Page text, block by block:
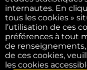
C.G.V.
F.A.Q.
internautes. En
tous les cookies »
l’utilisation de ces
préférences à tout
de
de ces cookies,
les cookies